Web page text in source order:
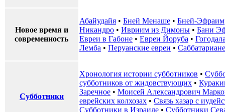
Новое время и
современность
Абайудайя • Бней Менаше • Бней-Эфраим
Никандро • Ивриим из Димоны • Бани
Евреи в Габоне • Евреи Йоруба •
Лемба • Перуанские евреи • Саббатариане
Субботники
Хронология истории субботников •
субботников от жидовствующих •
Заречное • Моисей Александрович
еврейских колхозах • Связь хазар с
Субботники в Израиле • Субботники